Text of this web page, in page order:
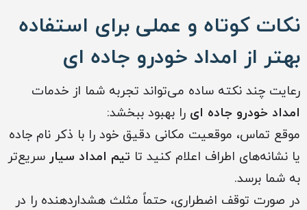
نکات کوتاه و عملی برای استفاده
بهتر از امداد خودرو جاده ای
رعایت چند نکته ساده می‌تواند تجربه شما از خدمات
امداد خودرو جاده ای را بهبود ببخشد:
موقع تماس، موقعیت مکانی دقیق خود را با ذکر نام جاده
یا نشانه‌های اطراف اعلام کنید تا تیم امداد سیار سریع‌تر
به شما برسد.
در صورت توقف اضطراری، حتماً مثلث هشداردهنده را در